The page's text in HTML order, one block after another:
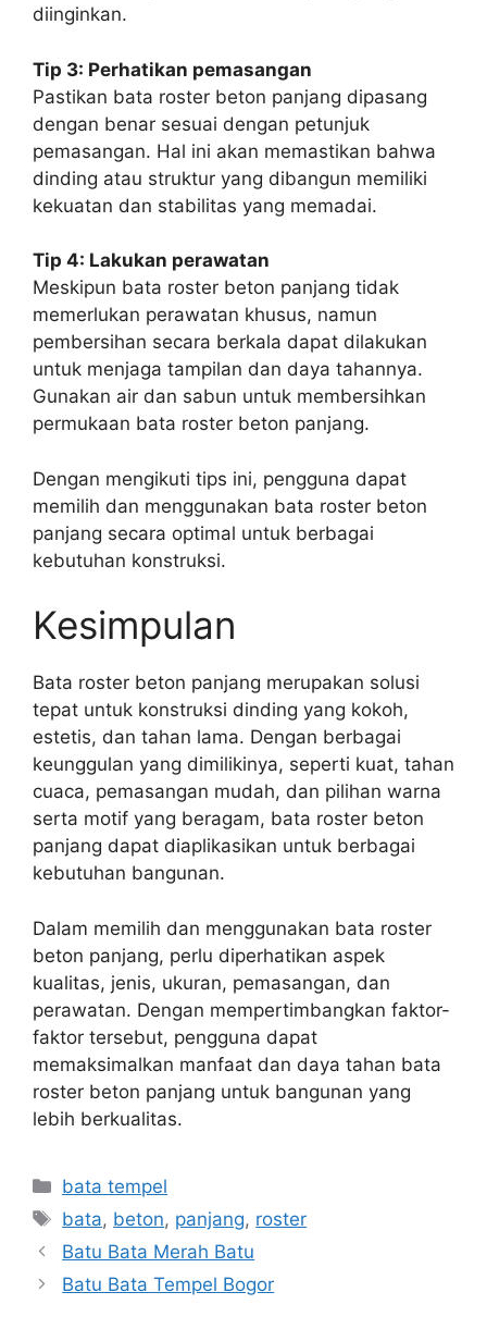
diinginkan.
Tip 3: Perhatikan pemasangan
Pastikan bata roster beton panjang dipasang
dengan benar sesuai dengan petunjuk
pemasangan. Hal ini akan memastikan bahwa
dinding atau struktur yang dibangun memiliki
kekuatan dan stabilitas yang memadai.
Tip 4: Lakukan perawatan
Meskipun bata roster beton panjang tidak
memerlukan perawatan khusus, namun
pembersihan secara berkala dapat dilakukan
untuk menjaga tampilan dan daya tahannya.
Gunakan air dan sabun untuk membersihkan
permukaan bata roster beton panjang.
Dengan mengikuti tips ini, pengguna dapat
memilih dan menggunakan bata roster beton
panjang secara optimal untuk berbagai
kebutuhan konstruksi.
Kesimpulan
Bata roster beton panjang merupakan solusi
tepat untuk konstruksi dinding yang kokoh,
estetis, dan tahan lama. Dengan berbagai
keunggulan yang dimilikinya, seperti kuat, tahan
cuaca, pemasangan mudah, dan pilihan warna
serta motif yang beragam, bata roster beton
panjang dapat diaplikasikan untuk berbagai
kebutuhan bangunan.
Dalam memilih dan menggunakan bata roster
beton panjang, perlu diperhatikan aspek
kualitas, jenis, ukuran, pemasangan, dan
perawatan. Dengan mempertimbangkan faktor-
faktor tersebut, pengguna dapat
memaksimalkan manfaat dan daya tahan bata
roster beton panjang untuk bangunan yang
lebih berkualitas.
Kategori
bata tempel
Tag
bata, beton, panjang, roster
Batu Bata Merah Batu
Batu Bata Tempel Bogor